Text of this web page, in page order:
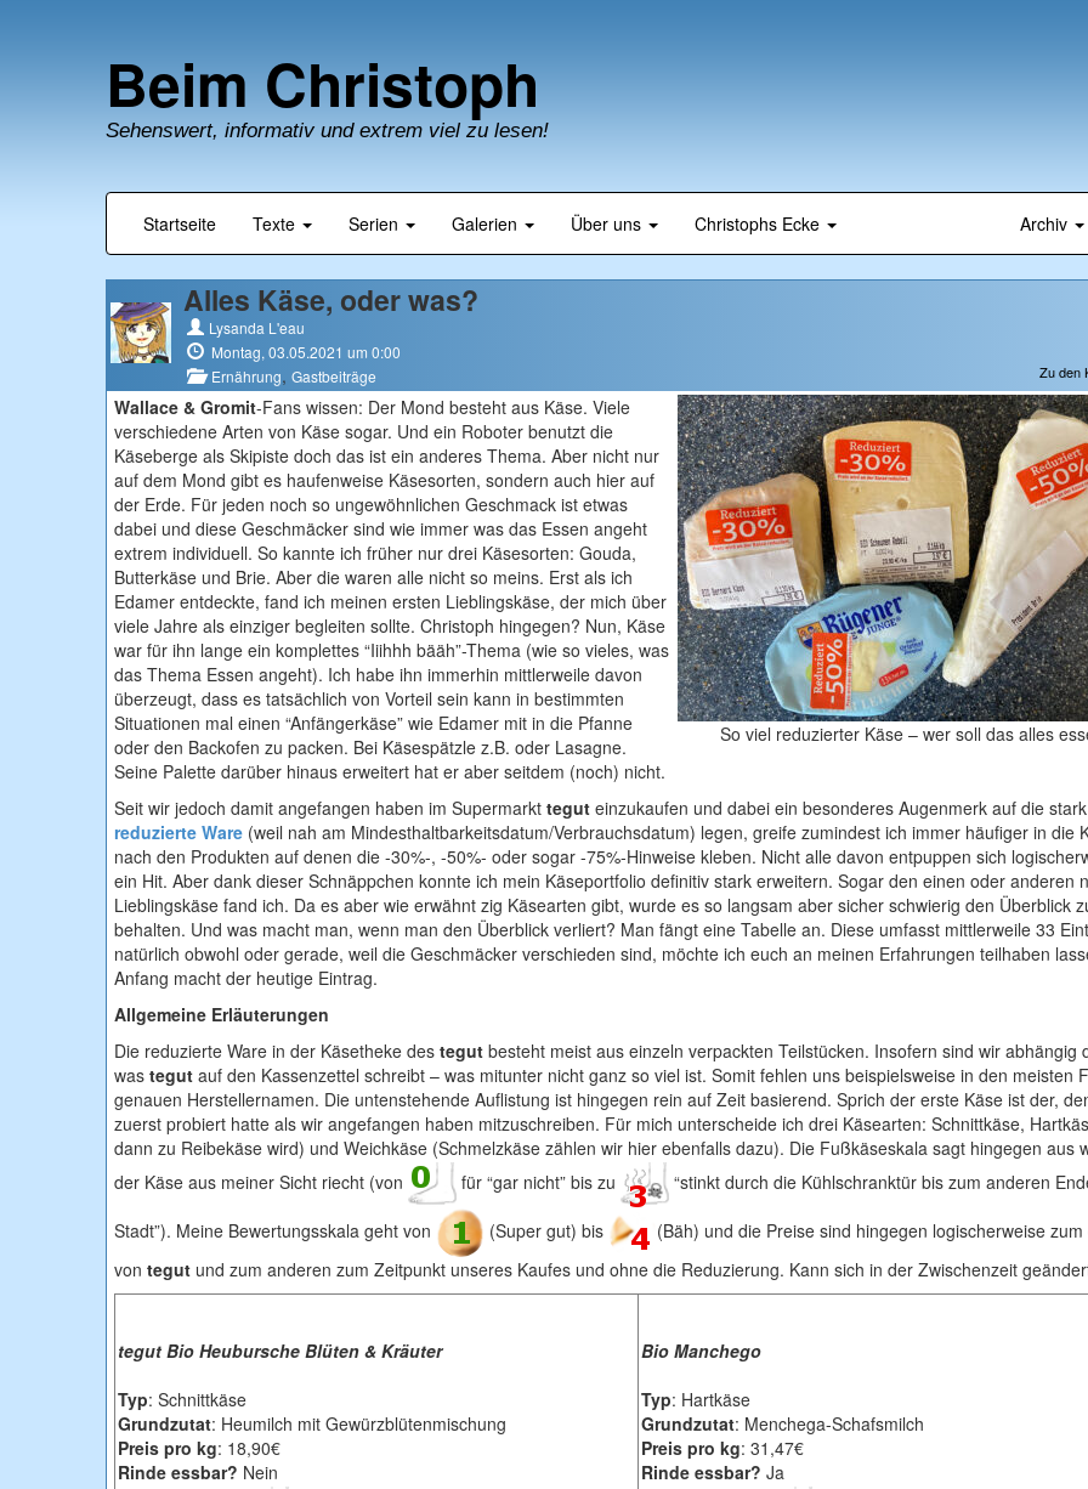
Beim Christoph
Sehenswert, informativ und extrem viel zu lesen!
Startseite Texte Serien Galerien Über uns Christophs Ecke Archiv
Alles Käse, oder was?
Lysanda L'eau
Montag, 03.05.2021 um 0:00
Zu den
Ernährung, Gastbeiträge
So viel reduzierter Käse – wer soll das alles
Wallace & Gromit-Fans wissen: Der Mond besteht aus Käse. Viele
verschiedene Arten von Käse sogar. Und ein Roboter benutzt die
Käseberge als Skipiste doch das ist ein anderes Thema. Aber nicht nur
auf dem Mond gibt es haufenweise Käsesorten, sondern auch hier auf
der Erde. Für jeden noch so ungewöhnlichen Geschmack ist etwas
dabei und diese Geschmäcker sind wie immer was das Essen angeht
extrem individuell. So kannte ich früher nur drei Käsesorten: Gouda,
Butterkäse und Brie. Aber die waren alle nicht so meins. Erst als ich
Edamer entdeckte, fand ich meinen ersten Lieblingskäse, der mich über
viele Jahre als einziger begleiten sollte. Christoph hingegen? Nun, Käse
war für ihn lange ein komplettes “Iiihhh bääh”-Thema (wie so vieles, was
das Thema Essen angeht). Ich habe ihn immerhin mittlerweile davon
überzeugt, dass es tatsächlich von Vorteil sein kann in bestimmten
Situationen mal einen “Anfängerkäse” wie Edamer mit in die Pfanne
oder den Backofen zu packen. Bei Käsespätzle z.B. oder Lasagne.
Seine Palette darüber hinaus erweitert hat er aber seitdem (noch) nicht.
Seit wir jedoch damit angefangen haben im Supermarkt tegut einzukaufen und dabei ein besonderes Augenmerk auf die stark
reduzierte Ware (weil nah am Mindesthaltbarkeitsdatum/Verbrauchsdatum) legen, greife zumindest ich immer häufiger in die
nach den Produkten auf denen die -30%-, -50%- oder sogar -75%-Hinweise kleben. Nicht alle davon entpuppen sich
ein Hit. Aber dank dieser Schnäppchen konnte ich mein Käseportfolio definitiv stark erweitern. Sogar den einen oder anderen
Lieblingskäse fand ich. Da es aber wie erwähnt zig Käsearten gibt, wurde es so langsam aber sicher schwierig den Überblick
behalten. Und was macht man, wenn man den Überblick verliert? Man fängt eine Tabelle an. Diese umfasst mittlerweile 33
natürlich obwohl oder gerade, weil die Geschmäcker verschieden sind, möchte ich euch an meinen Erfahrungen teilhaben
Anfang macht der heutige Eintrag.
Allgemeine Erläuterungen
Die reduzierte Ware in der Käsetheke des tegut besteht meist aus einzeln verpackten Teilstücken. Insofern sind wir abhängig
was tegut auf den Kassenzettel schreibt – was mitunter nicht ganz so viel ist. Somit fehlen uns beispielsweise in den meisten
genauen Herstellernamen. Die untenstehende Auflistung ist hingegen rein auf Zeit basierend. Sprich der erste Käse ist der,
zuerst probiert hatte als wir angefangen haben mitzuschreiben. Für mich unterscheide ich drei Käsearten: Schnittkäse,
dann zu Reibekäse wird) und Weichkäse (Schmelzkäse zählen wir hier ebenfalls dazu). Die Fußkäseskala sagt hingegen aus
der Käse aus meiner Sicht riecht (von
für “gar nicht” bis zu
“stinkt durch die Kühlschranktür bis zum anderen
Stadt”). Meine Bewertungsskala geht von
(Super gut) bis
(Bäh) und die Preise sind hingegen logischerweise
von tegut und zum anderen zum Zeitpunkt unseres Kaufes und ohne die Reduzierung. Kann sich in der Zwischenzeit
tegut Bio Heubursche Blüten & Kräuter
Typ: Schnittkäse
Grundzutat: Heumilch mit Gewürzblütenmischung
Preis pro kg: 18,90€
Rinde essbar? Nein
Bio Manchego
Typ: Hartkäse
Grundzutat: Menchega-Schafsmilch
Preis pro kg: 31,47€
Rinde essbar? Ja